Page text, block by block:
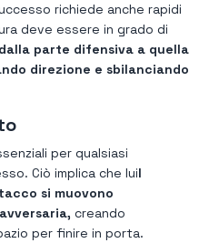
richiede anche rapidi
deve essere in grado di
parte difensiva a quella
direzione e sbilanciando
per qualsiasi
Ciò implica che luiI
si muovono
creando
per finire in porta.